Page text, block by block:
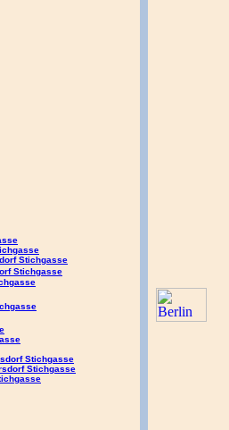
Stichgasse
Stichgasse
Stichgasse
Stichgasse